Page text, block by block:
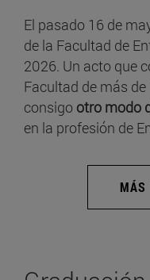
El pasado 16 de
de la Facultad de
2026. Un acto que
Facultad de más
consigo otro modo
en la profesión de
MÁS